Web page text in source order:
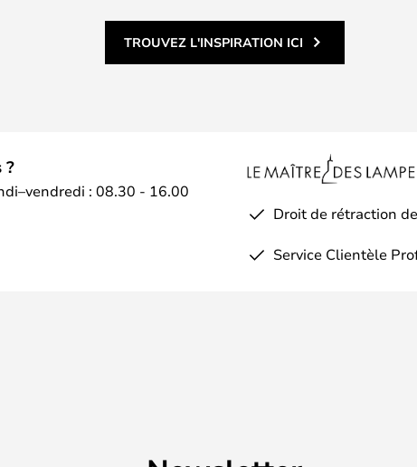
TROUVEZ L'INSPIRATION ICI
?
: 08.30 - 16.00
Droit de rétraction
Service Clientèle